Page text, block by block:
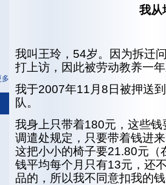
我从
我叫王玲，54岁。因为拆迁
打上访，因此被劳动教养一
我于2007年11月8日被押送
队。
我身上只带着180元，这些
调遣处规定，只要带着钱进
这把小小的椅子要21.80元（
钱平均每个月只有13元，还
品的，所以我不同意扣我的
多